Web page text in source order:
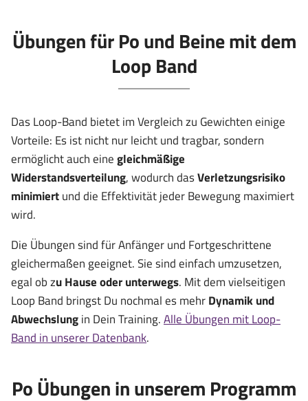
Übungen für Po und Beine mit dem
Loop Band
Das Loop-Band bietet im Vergleich zu Gewichten einige
Vorteile: Es ist nicht nur leicht und tragbar, sondern
ermöglicht auch einegleichmäßige
Widerstandsverteilung, wodurch dasVerletzungsrisiko
minimiertund die Effektivität jeder Bewegung maximiert
wird.
Die Übungen sind für Anfänger und Fortgeschrittene
gleichermaßen geeignet. Sie sind einfach umzusetzen,
egal ob zu Hause oder unterwegs. Mit dem vielseitigen
Loop Band bringst Du nochmal es mehrDynamik und
Abwechslungin Dein Training.Alle Übungen mit Loop-
Band in unserer Datenbank.
Po Übungen in unserem Programm